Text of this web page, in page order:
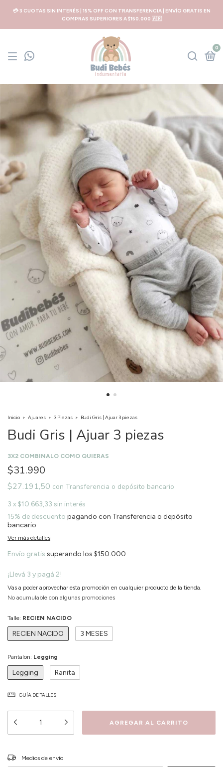
💳 3 CUOTAS SIN INTERÉS | 15% OFF CON TRANSFERENCIA | ENVÍO GRATIS EN
COMPRAS SUPERIORES A $150.000 🇦🇷
0
Inicio > Ajuares > 3 Piezas > Budi Gris | Ajuar 3 piezas
Budi Gris | Ajuar 3 piezas
3X2 COMBINALO COMO QUIERAS
$31.990
$27.191,50 con Transferencia o depósito bancario
3 x $10.663,33 sin interés
15% de descuento pagando con Transferencia o depósito
bancario
Ver más detalles
Envío gratis superando los $150.000
¡Llevá 3 y pagá 2!
Vas a poder aprovechar esta promoción en cualquier producto de la tienda.
No acumulable con algunas promociones
Talle: RECIEN NACIDO
RECIEN NACIDO 3 MESES
Pantalon: Legging
Legging Ranita
GUÍA DE TALLES
Entregas para el CP:
Medios de envío